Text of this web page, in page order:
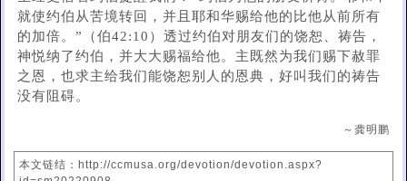
就使约伯从苦境转回，并且耶和华赐给他的比他从前所有
的加倍。”（伯42:10）透过约伯对朋友们的饶恕、祷告，
神悦纳了约伯，并大大赐福给他。主既然为我们赐下赦罪
之恩，也求主给我们能饶恕别人的恩典，好叫我们的祷告
没有阻碍。
～龚明鹏
本文链结：http://ccmusa.org/devotion/devotion.aspx?